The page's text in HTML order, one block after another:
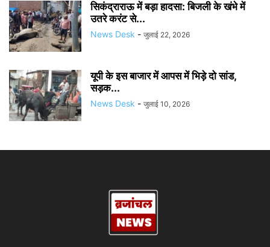
सिकंद्राराऊ में बड़ा हादसा: बिजली के खंभे में
उतरे करंट से...
News Desk - जुलाई 22, 2026
यूपी के इस बाजार में आपस में भिड़े दो सांड,
सड़क...
News Desk - जुलाई 10, 2026